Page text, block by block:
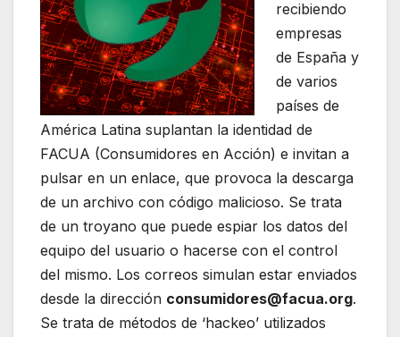
recibiendo
empresas
de España y
de varios
países de
América Latina suplantan la identidad de
FACUA (Consumidores en Acción) e invitan a
pulsar en un enlace, que provoca la descarga
de un archivo con código malicioso. Se trata
de un troyano que puede espiar los datos del
equipo del usuario o hacerse con el control
del mismo. Los correos simulan estar enviados
desde la dirección consumidores@facua.org.
Se trata de métodos de ‘hackeo’ utilizados